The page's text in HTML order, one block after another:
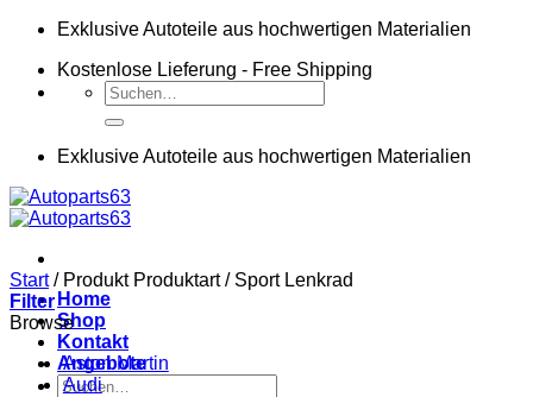
Zum
springen
Exklusive Autoteile aus hochwertigen Materialien
Kostenlose Lieferung - Free Shipping
Suchen
nach:
Exklusive Autoteile aus hochwertigen Materialien
Home
Shop
Kontakt
Angebote
Suchen
Start /Produkt Produktart/Sport Lenkrad
Filter
Browse
Aston Martin
Audi